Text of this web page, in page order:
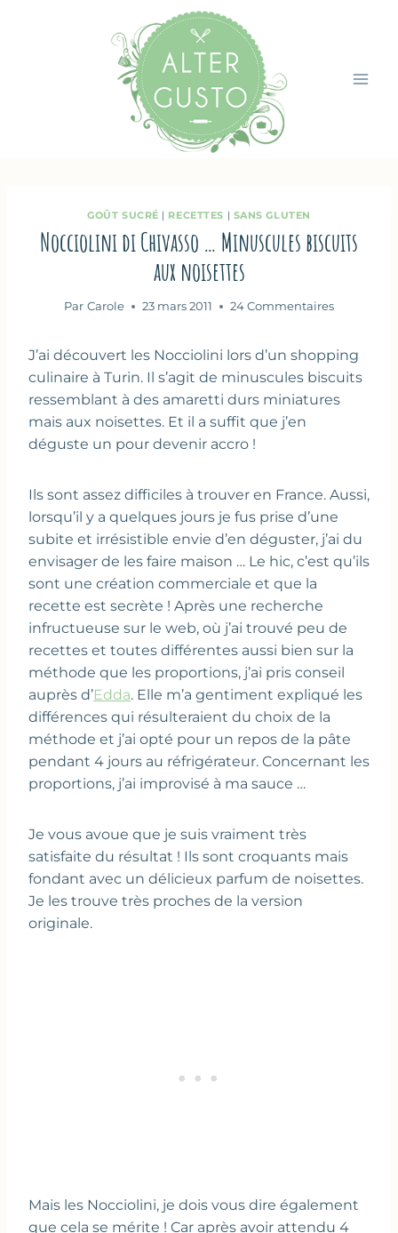
GOÛT SUCRÉ | RECETTES | SANS GLUTEN
Nocciolini di Chivasso … Minuscules biscuits
aux noisettes
Par Carole 23 mars 2011 24 Commentaires
J’ai découvert les Nocciolini lors d’un shopping
culinaire à Turin. Il s’agit de minuscules biscuits
ressemblant à des amaretti durs miniatures
mais aux noisettes. Et il a suffit que j’en
déguste un pour devenir accro !
Ils sont assez difficiles à trouver en France. Aussi,
lorsqu’il y a quelques jours je fus prise d’une
subite et irrésistible envie d’en déguster, j’ai du
envisager de les faire maison … Le hic, c’est qu’ils
sont une création commerciale et que la
recette est secrète ! Après une recherche
infructueuse sur le web, où j’ai trouvé peu de
recettes et toutes différentes aussi bien sur la
méthode que les proportions, j’ai pris conseil
auprès d’Edda. Elle m’a gentiment expliqué les
différences qui résulteraient du choix de la
méthode et j’ai opté pour un repos de la pâte
pendant 4 jours au réfrigérateur. Concernant les
proportions, j’ai improvisé à ma sauce …
Je vous avoue que je suis vraiment très
satisfaite du résultat ! Ils sont croquants mais
fondant avec un délicieux parfum de noisettes.
Je les trouve très proches de la version
originale.
Mais les Nocciolini, je dois vous dire également
que cela se mérite ! Car après avoir attendu 4